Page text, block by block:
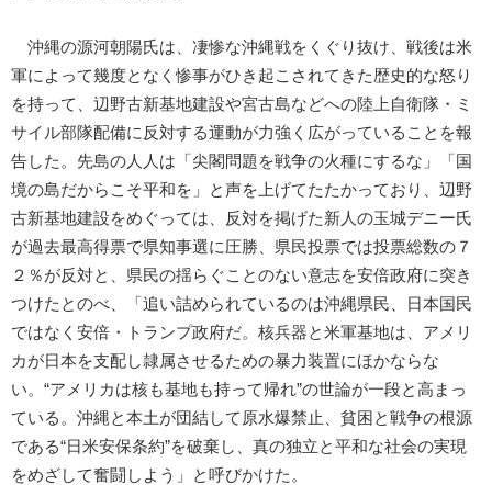
沖縄の源河朝陽氏は、凄惨な沖縄戦をくぐり抜け、戦後は米
軍によって幾度となく惨事がひき起こされてきた歴史的な怒り
を持って、辺野古新基地建設や宮古島などへの陸上自衛隊・ミ
サイル部隊配備に反対する運動が力強く広がっていることを報
告した。先島の人人は「尖閣問題を戦争の火種にするな」「国
境の島だからこそ平和を」と声を上げてたたかっており、辺野
古新基地建設をめぐっては、反対を掲げた新人の玉城デニー氏
が過去最高得票で県知事選に圧勝、県民投票では投票総数の７
２％が反対と、県民の揺らぐことのない意志を安倍政府に突き
つけたとのべ、「追い詰められているのは沖縄県民、日本国民
ではなく安倍・トランプ政府だ。核兵器と米軍基地は、アメリ
カが日本を支配し隷属させるための暴力装置にほかならな
い。“アメリカは核も基地も持って帰れ”の世論が一段と高まっ
ている。沖縄と本土が団結して原水爆禁止、貧困と戦争の根源
である“日米安保条約”を破棄し、真の独立と平和な社会の実現
をめざして奮闘しよう」と呼びかけた。